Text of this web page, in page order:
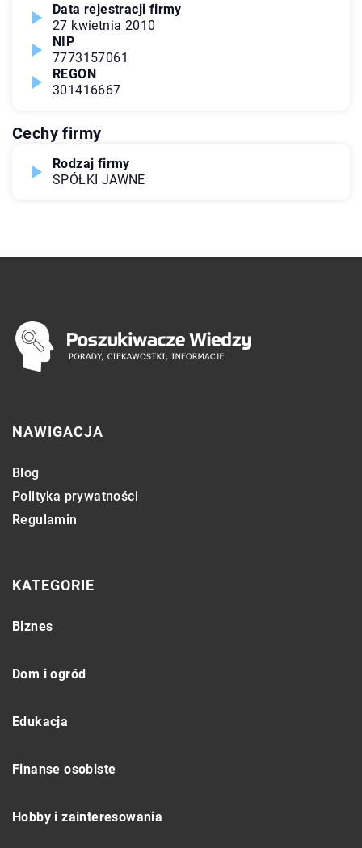
Data rejestracji firmy
27 kwietnia 2010
NIP
7773157061
REGON
301416667
Cechy firmy
Rodzaj firmy
SPÓŁKI JAWNE
NAWIGACJA
Blog
Polityka prywatności
Regulamin
KATEGORIE
Biznes
Dom i ogród
Edukacja
Finanse osobiste
Hobby i zainteresowania